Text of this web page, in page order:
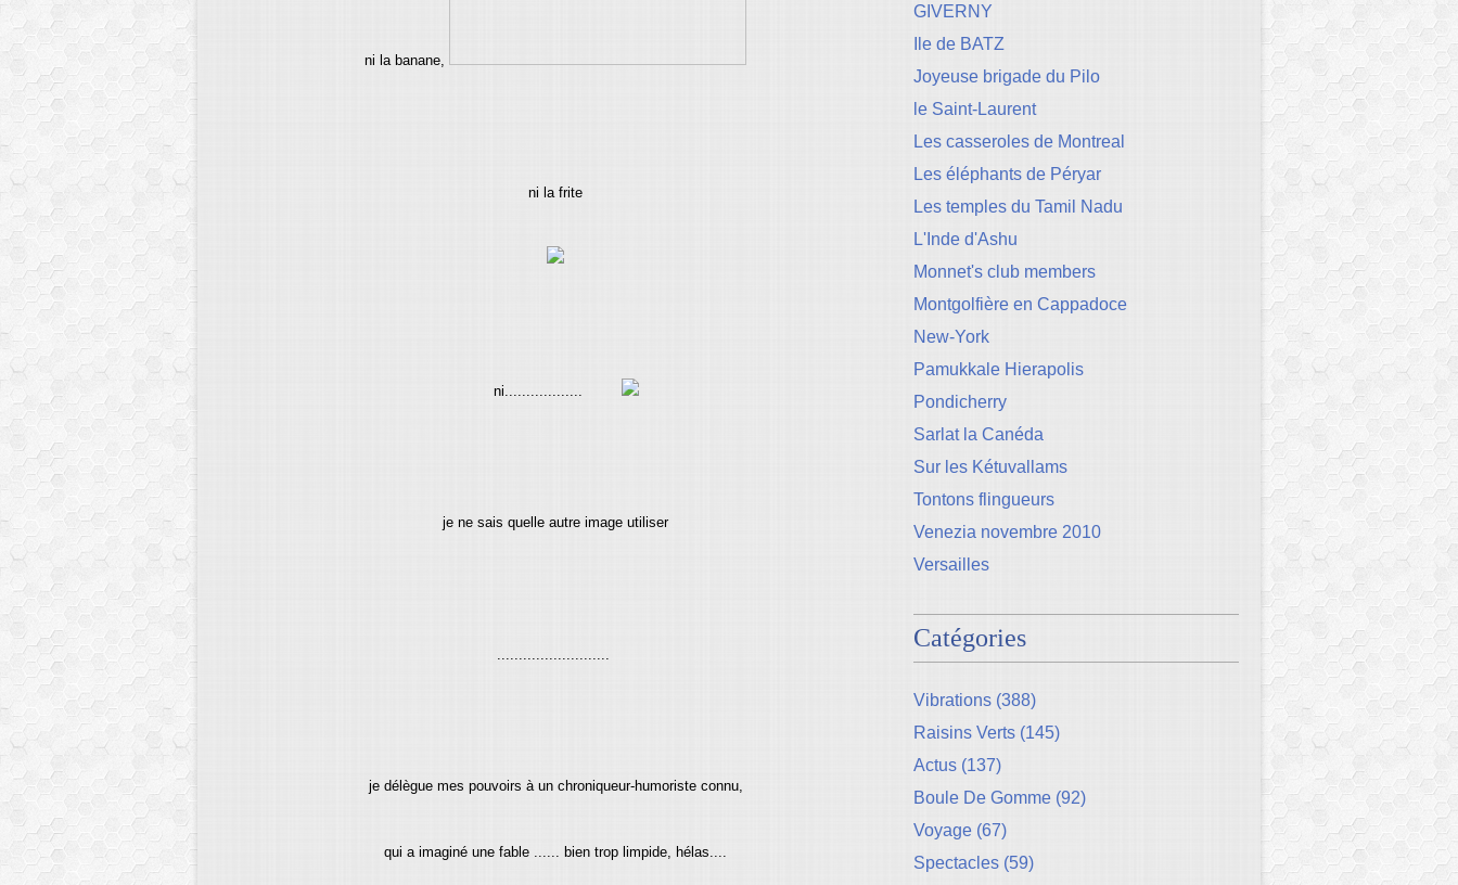
ni la banane,
ni la frite
ni..................
je ne sais quelle autre image utiliser
..........................
je délègue mes pouvoirs à un chroniqueur-humoriste connu,
qui a imaginé une fable ...... bien trop limpide, hélas....
GIVERNY
Ile de BATZ
Joyeuse brigade du Pilo
le Saint-Laurent
Les casseroles de Montreal
Les éléphants de Péryar
Les temples du Tamil Nadu
L'Inde d'Ashu
Monnet's club members
Montgolfière en Cappadoce
New-York
Pamukkale Hierapolis
Pondicherry
Sarlat la Canéda
Sur les Kétuvallams
Tontons flingueurs
Venezia novembre 2010
Versailles
Catégories
Vibrations (388)
Raisins Verts (145)
Actus (137)
Boule De Gomme (92)
Voyage (67)
Spectacles (59)